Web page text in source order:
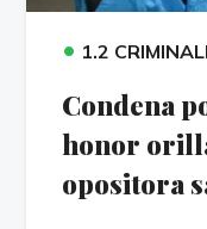
• 1.2
Condena
honor
opositora